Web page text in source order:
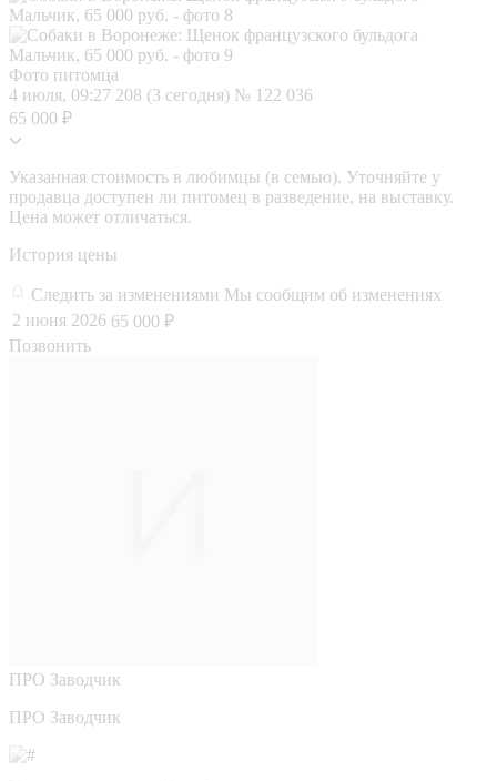
Фото питомца
4 июля, 09:27 208 (3 сегодня) № 122 036
65 000 ₽
Указанная стоимость в любимцы (в семью). Уточняйте у
продавца доступен ли питомец в разведение, на выставку.
Цена может отличаться.
История цены
Следить за изменениями Мы сообщим об изменениях
2 июня 2026 65 000 ₽
Позвонить
ПРО Заводчик
ПРО Заводчик